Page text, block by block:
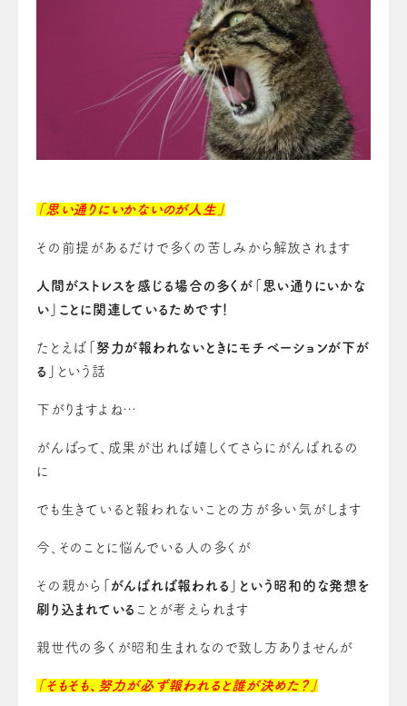
「思い通りにいかないのが人生」
その前提があるだけで多くの苦しみから解放されます
人間がストレスを感じる場合の多くが「思い通りにいかな
い」ことに関連しているためです！
たとえば 「努力が報われないときにモチベーションが下が
る」
という話
下がりますよね…
がんばって、成果が出れば嬉しくてさらにがんばれるの
に
でも生きていると報われないことの方が多い気がします
今、そのことに悩んでいる人の多くが
その親から 「がんばれば報われる」という昭和的な発想を
刷り込まれている ことが考えられます
親世代の多くが昭和生まれなので致し方ありませんが
「そもそも、努力が必ず報われると誰が決めた？」